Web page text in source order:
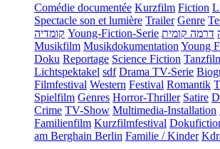
Comédie documentée Kurzfilm Fiction
Spectacle son et lumière Trailer Genre
קומדיה Young-Fiction-Serie דרמה קומית
Musikfilm Musikdokumentation Young
Doku Reportage Science Fiction
Lichtspektakel sdf Drama TV-Serie
Filmfestival Western Festival Romantik
Spielfilm Genres Horror-Thriller Satire
Crime TV-Show Multimedia-Installation
Familienfilm Kurzfilmfestival
am Berghain Berlin Familie / Kinder